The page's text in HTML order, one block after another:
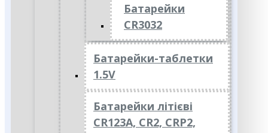
Батарейки
CR3032
Батарейки-таблетки
1.5V
Батарейки літієві
CR123A, CR2, CRP2,